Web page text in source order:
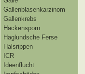
Gallenblasenkarzinom
Gallenkrebs
Hackensporn
Haglundsche Ferse
Halsrippen
ICR
Ideenflucht